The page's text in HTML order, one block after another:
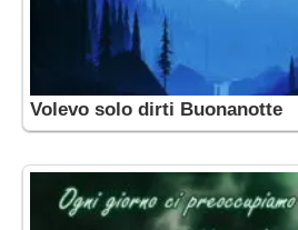
Volevo solo dirti Buonanotte